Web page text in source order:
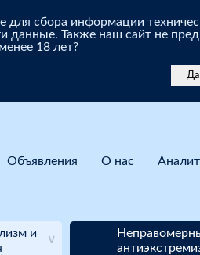
для сбора информации
данные. Также наш сайт не
18 лет?
Да
Объявления О нас
и